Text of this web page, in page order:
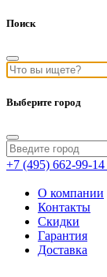
Поиск
Выберите город
+7 (495) 662-99-14
О компании
Контакты
Скидки
Гарантия
Доставка